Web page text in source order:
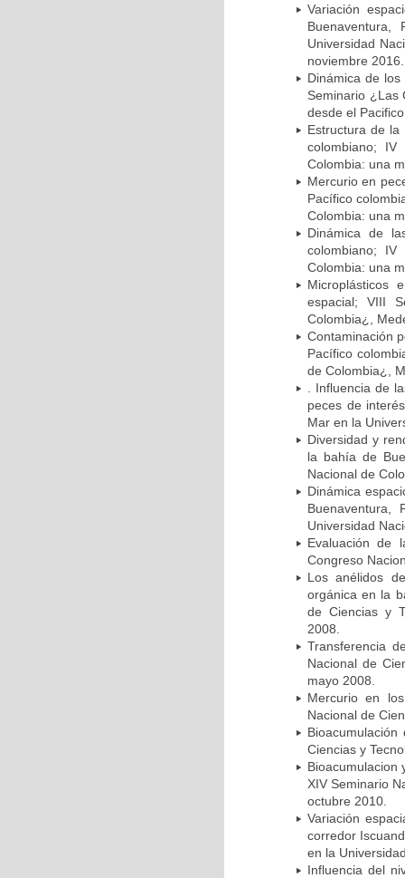
Variación
Universidad
noviembre 2016.
Dinámica de
Seminario ¿Las
desde el
Estructura de
colombiano;
Colombia: una
Mercurio en
Pacífico
Colombia: una
Dinámica de
colombiano;
Colombia: una
Microplásticos
espacial; VIII
Colombia¿,
Contaminación
Pacífico
de Colombia¿,
. Influencia de
peces de
Mar en la
Diversidad y
la bahía de
Nacional de
Dinámica
Universidad
Evaluación de
Congreso
Los anélidos
orgánica en la
de Ciencias y
2008.
Transferencia
Nacional de
mayo 2008.
Mercurio en
Nacional de
Ciencias y
Bioacumulacion
XIV Seminario
octubre 2010.
Variación
corredor
en la
Influencia del